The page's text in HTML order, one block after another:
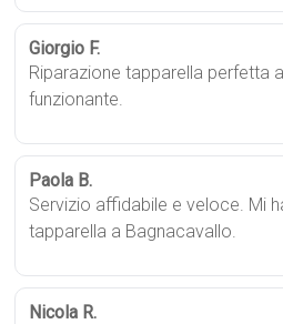
Giorgio F.
Riparazione tapparella perfetta
funzionante.
Paola B.
Servizio affidabile e veloce. Mi
tapparella a Bagnacavallo.
Nicola R.